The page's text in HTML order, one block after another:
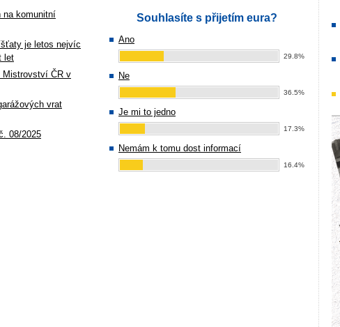
na komunitní
je letos nejvíc
let
Mistrovství ČR v
vrat
08/2025
Souhlasíte s přijetím eura?
Ano
29.8%
Ne
36.5%
Je mi to jedno
17.3%
Nemám k tomu dost informací
16.4%